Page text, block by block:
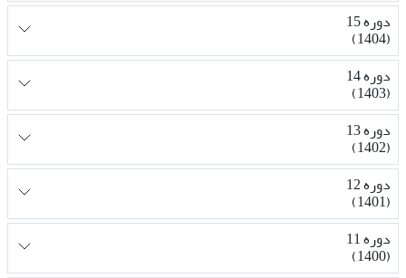
دوره 15
(1404)
دوره 14
(1403)
دوره 13
(1402)
دوره 12
(1401)
دوره 11
(1400)